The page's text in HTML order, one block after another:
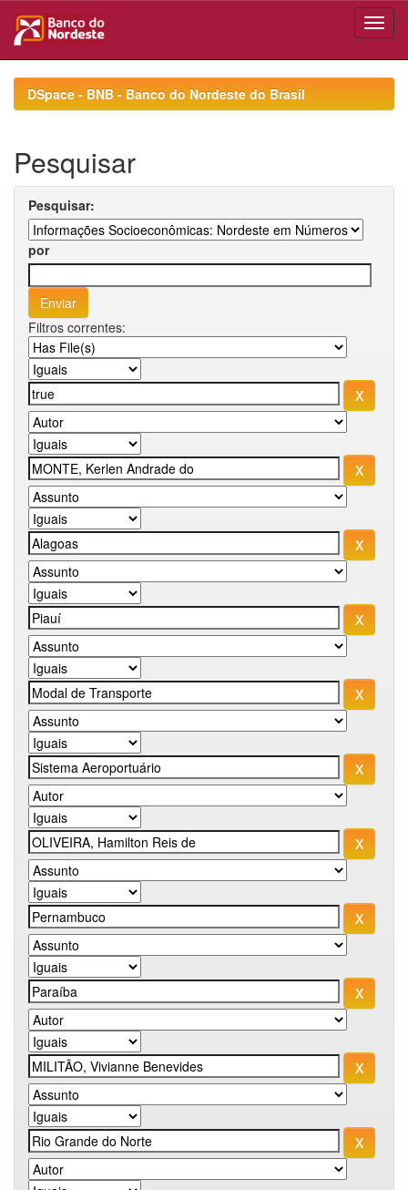
navigationDSpace - BNB - Banco do Nordeste do Brasil
Pesquisar
Pesquisar:
por
Filtros correntes: